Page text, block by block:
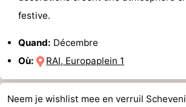
festive.
Quand: Décembre
Où:
RAI, Europaplein 1
Neem je wishlist mee en verruil